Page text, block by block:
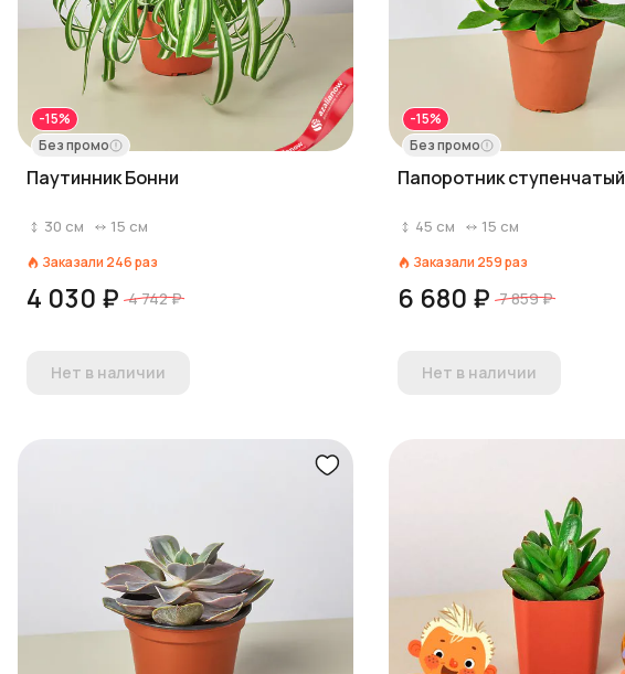
-15%
Без промо
Паутинник Бонни
30 см 15 см
Заказали 246раз
4 030 ₽ 4 742 ₽
Нет в наличии
-15%
Без промо
Папоротник ступенчатый
45 см 15 см
Заказали 259раз
6 680 ₽ 7 859 ₽
Нет в наличии